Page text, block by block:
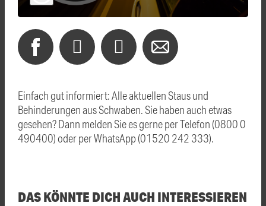
Einfach gut informiert: Alle aktuellen Staus und
Behinderungen aus Schwaben. Sie haben auch etwas
gesehen? Dann melden Sie es gerne per Telefon (0800 0
490400) oder per WhatsApp (01520 242 333).
DAS KÖNNTE DICH AUCH INTERESSIEREN